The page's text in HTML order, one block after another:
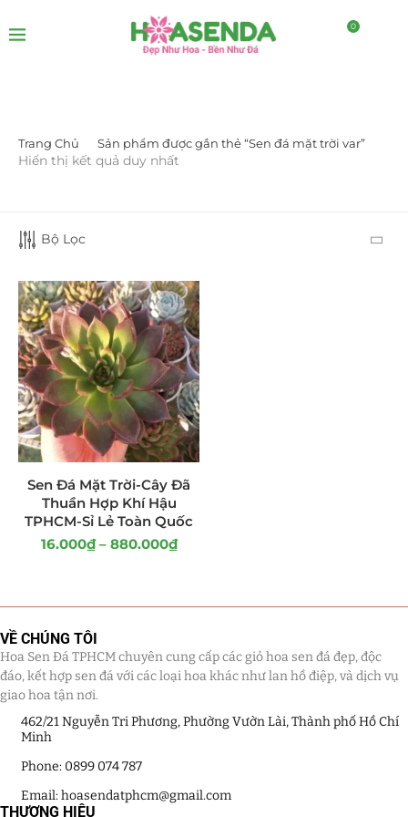
0
LỌC BỞI GIÁ
LỌC
DANH MỤC SẢN PHẨM
Giá Sỉ Đại Lý
Cây Sen Đá Giá Sỉ
Chậu Sen Đá Mini
Lũa Hồ Điệp Sen Đá
Tiểu Cảnh Lan Sen Đá (63)
Hoa Ngày Lễ 8/3 (38)
Hoa Tặng 14/2
Hoa Tặng 20/10
Trang Chủ Sản phẩm được gắn thẻ “Sen đá mặt trời var”
Hiển thị kết quả duy nhất
Bộ Lọc
Sen Đá Mặt Trời-Cây Đã
Thuần Hợp Khí Hậu
TPHCM-Sỉ Lẻ Toàn Quốc
16.000₫ – 880.000₫
VỀ CHÚNG TÔI
Hoa Sen Đá TPHCM chuyên cung cấp các giỏ hoa sen đá đẹp, độc
đáo, kết hợp sen đá với các loại hoa khác như lan hồ điệp, và dịch vụ
giao hoa tận nơi.
462/21 Nguyễn Tri Phương, Phường Vườn Lài, Thành phố Hồ Chí
Minh
Phone: 0899 074 787
Email: hoasendatphcm@gmail.com
THƯƠNG HIỆU